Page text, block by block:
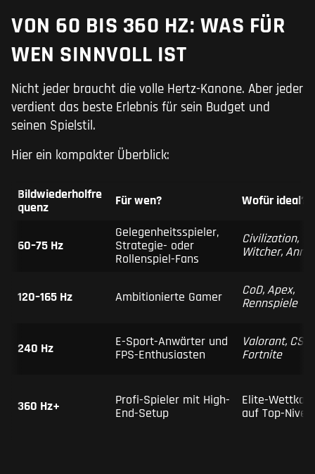
VON 60 BIS 360 HZ: WAS FÜR
WEN SINNVOLL IST
Nicht jeder braucht die volle Hertz-Kanone. Aber jeder
verdient das beste Erlebnis für sein Budget und
seinen Spielstil.
Hier ein kompakter Überblick:
Bildwiederholfre
quenz
Für wen? Wofür ideal?
60–75 Hz
Gelegenheitsspieler,
Strategie- oder
Rollenspiel-Fans
Civilization,
Witcher, Anno
120–165 Hz Ambitionierte Gamer
CoD, Apex,
Rennspiele
240 Hz
E-Sport-Anwärter und
FPS-Enthusiasten
Valorant,
Fortnite
360 Hz+
Profi-Spieler mit High-
End-Setup
Elite-
auf Top-